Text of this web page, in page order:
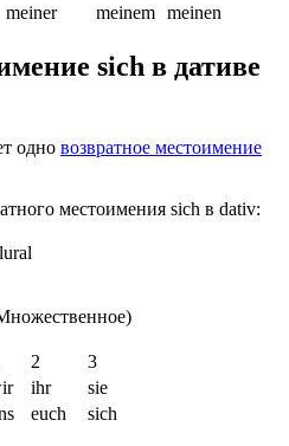
meiner meinem meinen
sich в дативе
одно возвратное местоимение
местоимения sich в dativ:
2
3
ihr
sie
euch sich